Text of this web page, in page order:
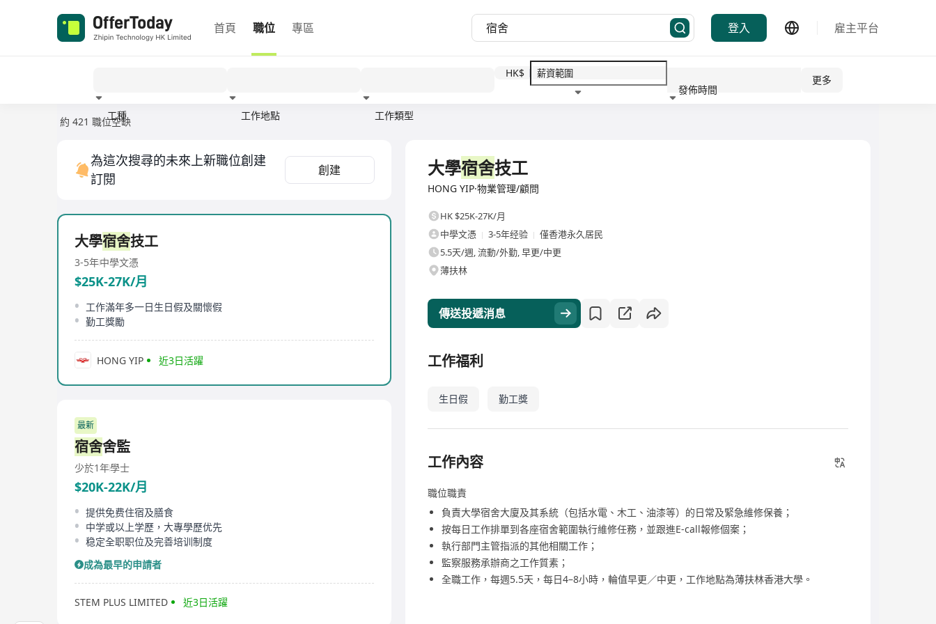
首頁 職位 專區 登入 雇主平台
工種 工作地點 工作類型
HK$
發佈時間
更多
約 421 職位空缺
為這次搜尋的未來上新職位創建
訂閱
創建
大學宿舍技工
3-5年中學文憑
$25K-27K/月
工作滿年多一日生日假及關懷假
勤工獎勵
HONG YIP 近3日活躍
最新
宿舍舍監
少於1年學士
$20K-22K/月
提供免费住宿及膳食
中学或以上学歷，大專學歷优先
稳定全职职位及完善培训制度
成為最早的申請者
STEM PLUS LIMITED 近3日活躍
大學宿舍技工
HONG YIP·物業管理/顧問
HK $25K-27K/月
中學文憑
3-5年经验
僅香港永久居民
5.5天/週, 流動/外勤, 早更/中更
薄扶林
傳送投遞消息
工作福利
生日假 勤工獎
工作內容
職位職責
負責大學宿舍大廈及其系統（包括水電、木工、油漆等）的日常及緊急維修保養；
按每日工作排單到各座宿舍範圍執行維修任務，並跟進E-call報修個案；
執行部門主管指派的其他相關工作；
監察服務承辦商之工作質素；
全職工作，每週5.5天，每日4–8小時，輪值早更／中更，工作地點為薄扶林香港大學。